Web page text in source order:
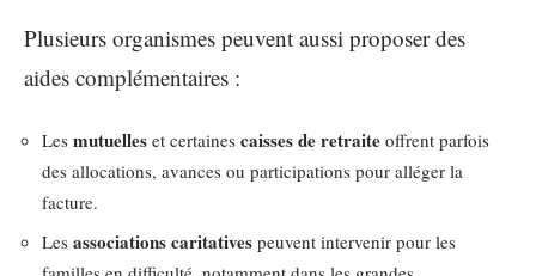
Plusieurs organismes peuvent aussi proposer des
aides complémentaires :
Les mutuelles et certaines caisses de retraite offrent parfois
des allocations, avances ou participations pour alléger la
facture.
Les associations caritatives peuvent intervenir pour les